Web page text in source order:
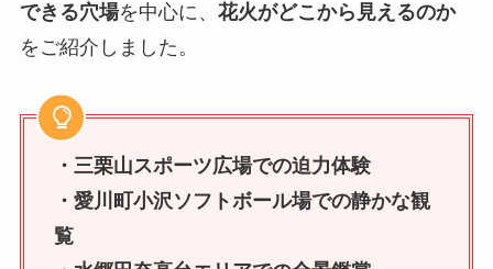
できる穴場を中心に、 花火がどこから見えるのか
をご紹介しました。
・三栗山スポーツ広場での迫力体験
・愛川町小沢ソフトボール場での静かな観
覧